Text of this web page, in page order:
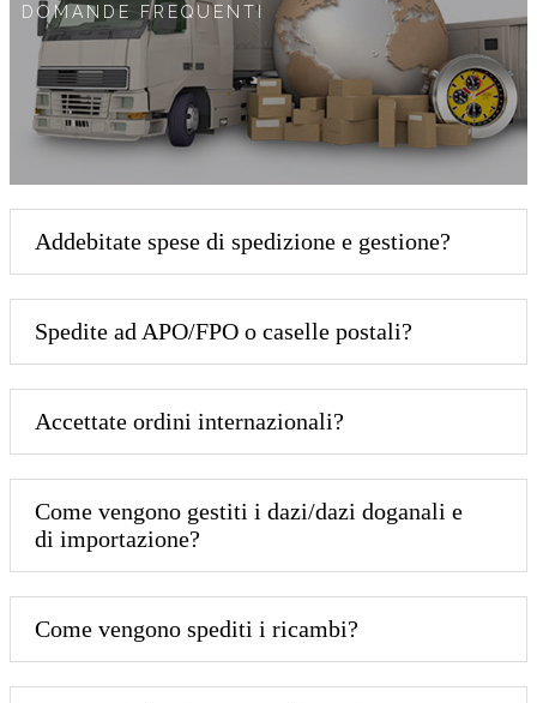
DOMANDE FREQUENTI
Addebitate spese di spedizione e gestione?
Spedite ad APO/FPO o caselle postali?
Accettate ordini internazionali?
Come vengono gestiti i dazi/dazi doganali e
di importazione?
Come vengono spediti i ricambi?